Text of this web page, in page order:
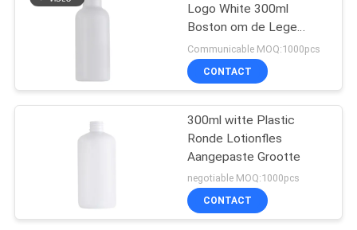
NIEUWS
SITEMAP
kosmetische
lotionpomp
Het Schuimpomp
Logo White 300ml
Boston om de Lege
Plastic Fles van de de
Automaatpomp van de
Shampoolotion
Communicable MOQ:1000pcs
CONTACT
300ml witte Plastic
Ronde Lotionfles
Aangepaste Grootte
negotiable MOQ:1000pcs
CONTACT